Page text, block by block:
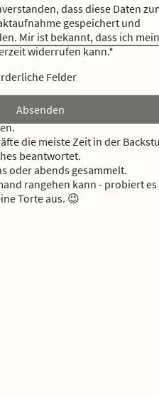
dass diese Daten
gespeichert und
Mir ist bekannt, dass ich
widerrufen kann.*
Felder
Absenden
die meiste Zeit in der
beantwortet.
oder abends gesammelt.
rangehen kann - probiert es
Torte aus. 😉